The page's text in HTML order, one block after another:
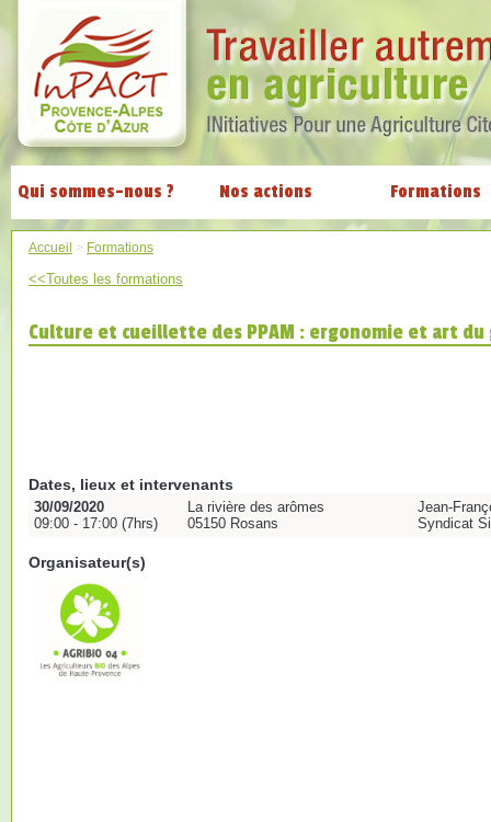
Qui sommes-nous ? Nos actions Formations
Accueil > Formations
<<Toutes les formations
Culture et cueillette des PPAM : ergonomie et art du
Dates, lieux et intervenants
30/09/2020
09:00 - 17:00 (7hrs)
La rivière des arômes
05150 Rosans
Jean-
Syndicat
Organisateur(s)